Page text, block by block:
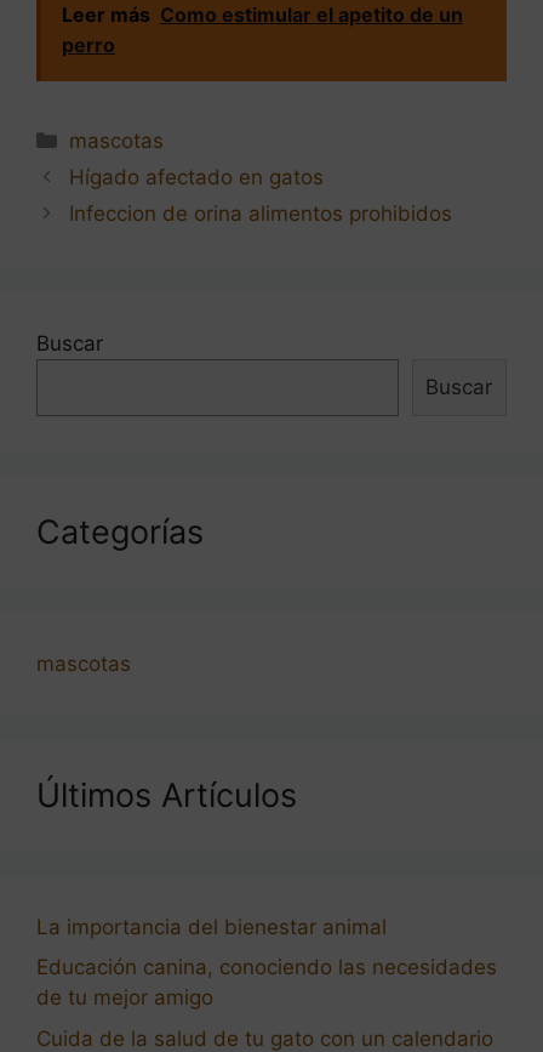
Leer más Como estimular el apetito de un
perro
Categorías
mascotas
Navegación
de
Hígado afectado en gatos
Infeccion de orina alimentos prohibidos
Buscar
Buscar
Categorías
mascotas
Últimos Artículos
La importancia del bienestar animal
Educación canina, conociendo las necesidades
de tu mejor amigo
Cuida de la salud de tu gato con un calendario